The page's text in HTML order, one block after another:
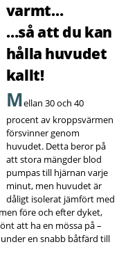
varmt…
…så att du kan
hålla huvudet
kallt!
Mellan 30 och 40
procent av kroppsvärmen
försvinner genom
huvudet. Detta beror på
att stora mängder blod
pumpas till hjärnan varje
minut, men huvudet är
dåligt isolerat jämfört med
före och efter dyket,
att ha en mössa på –
en snabb båtfärd till